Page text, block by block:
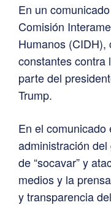
En un
Comisión
Humanos
constantes contra
parte del
Trump.
En el
administración
de “socavar” y
medios y la
y transparencia